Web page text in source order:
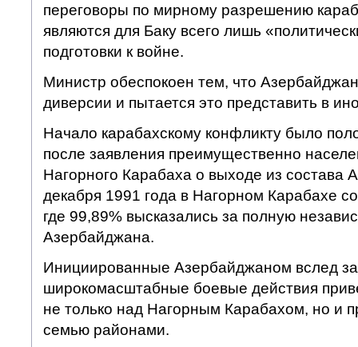
переговоры по мирному разрешению
являются для Баку всего лишь
подготовки к войне.
Министр обеспокоен тем, что
диверсии и пытается это представить в
Начало карабахскому конфликту было
после заявления преимущественно
Нагорного Карабаха о выходе из состава
декабря 1991 года в Нагорном Карабахе
где 99,89% высказались за полную
Азербайджана.
Инициированные Азербайджаном вслед
широкомасштабные боевые действия
не только над Нагорным Карабахом, но и
семью районами.